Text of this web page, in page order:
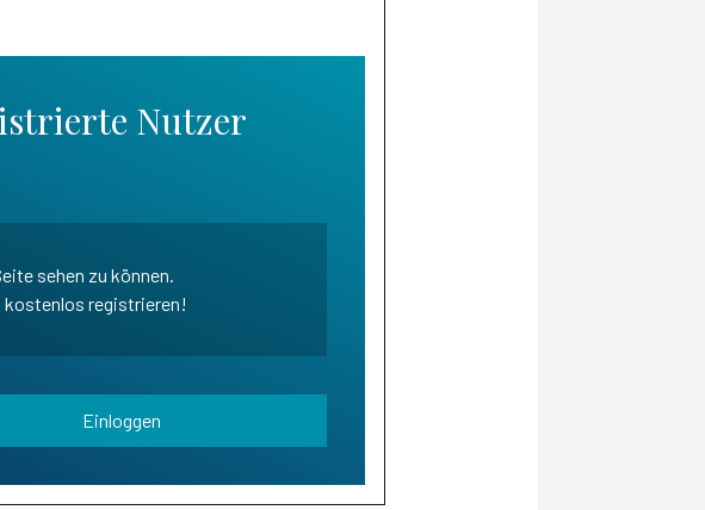
Nutzer
sehen zu können.
kostenlos registrieren!
Einloggen